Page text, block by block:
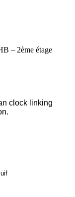
– 2ème étage
clock linking